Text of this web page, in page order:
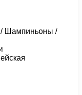
/ Шампиньоны /